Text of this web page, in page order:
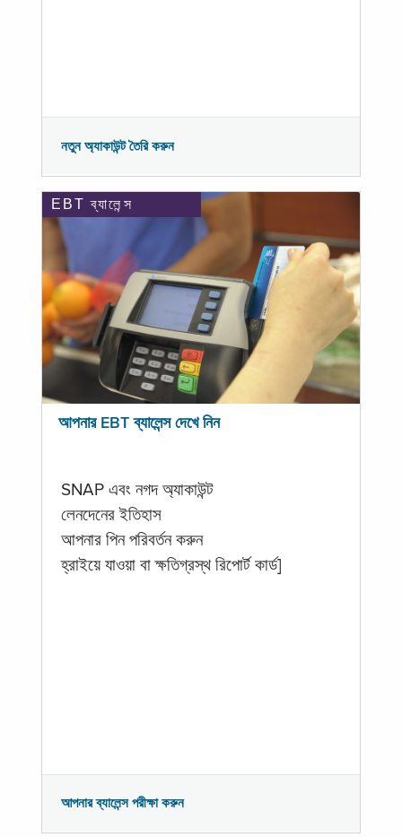
নতুন অ্যাকাউন্ট তৈরি করুন
EBT ব্যালেন্স
আপনার EBT ব্যালেন্স দেখে নিন
SNAP এবং নগদ অ্যাকাউন্ট
লেনদেনের ইতিহাস
আপনার পিন পরিবর্তন করুন
হ্রাইয়ে যাওয়া বা ক্ষতিগ্রস্থ রিপোর্ট কার্ড]
আপনার ব্যালেন্স পরীক্ষা করুন